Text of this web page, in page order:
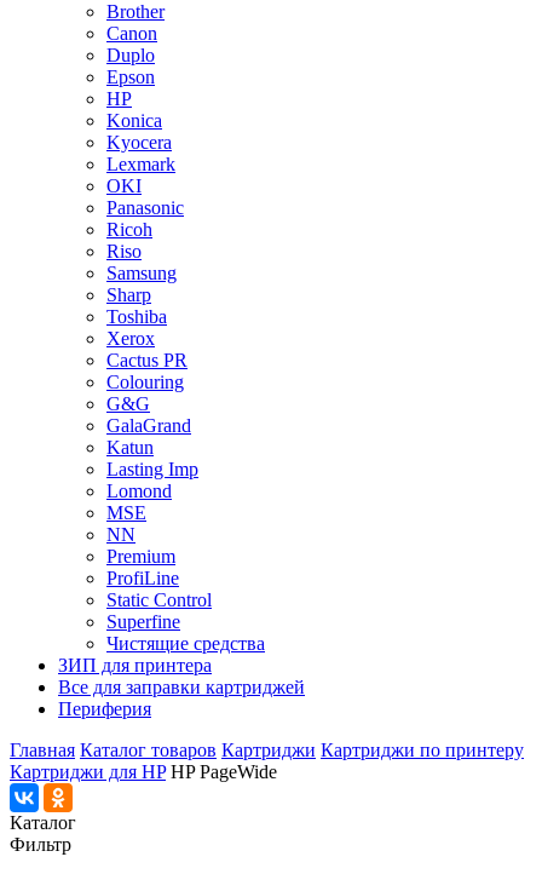
Brother
Canon
Duplo
Epson
HP
Konica
Kyocera
Lexmark
OKI
Panasonic
Ricoh
Riso
Samsung
Sharp
Toshiba
Xerox
Cactus PR
Colouring
G&G
GalaGrand
Katun
Lasting Imp
Lomond
MSE
NN
Premium
ProfiLine
Static Control
Superfine
Чистящие средства
ЗИП для принтера
Все для заправки картриджей
Периферия
Главная Каталог товаров Картриджи Картриджи по принтеру
Картриджи для HP HP PageWide
Каталог
Фильтр